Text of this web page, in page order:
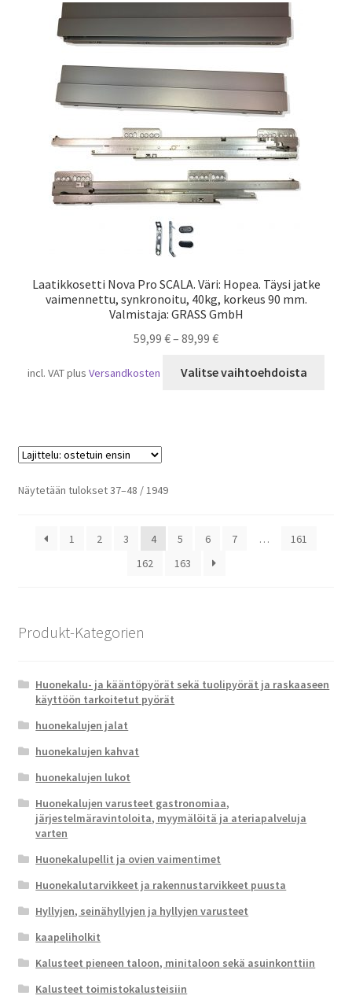
Laatikkosetti Nova Pro SCALA. Väri: Hopea. Täysi jatke
vaimennettu, synkronoitu, 40kg, korkeus 90 mm.
Valmistaja: GRASS GmbH
59,99 €– 89,99 €
incl. VATplus Versandkosten Valitse vaihtoehdoista
Näytetään tulokset 37–48 / 1949Suosituimmat
1 2 3 4 5 6 7 …
161
162
163
Produkt-Kategorien
Huonekalu- ja kääntöpyörät sekä tuolipyörät ja raskaaseen
käyttöön tarkoitetut pyörät
huonekalujen jalat
huonekalujen kahvat
huonekalujen lukot
Huonekalujen varusteet gastronomiaa,
järjestelmäravintoloita, myymälöitä ja ateriapalveluja
varten
Huonekalupellit ja ovien vaimentimet
Huonekalutarvikkeet ja rakennustarvikkeet puusta
Hyllyjen, seinähyllyjen ja hyllyjen varusteet
kaapeliholkit
Kalusteet pieneen taloon, minitaloon sekä asuinkonttiin
Kalusteet toimistokalusteisiin